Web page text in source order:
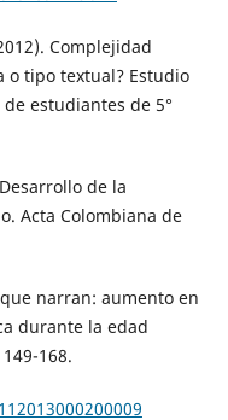
Complejidad
o tipo textual? Estudio
estudiantes de 5°
de la
Acta Colombiana de
narran: aumento en
durante la edad
168.